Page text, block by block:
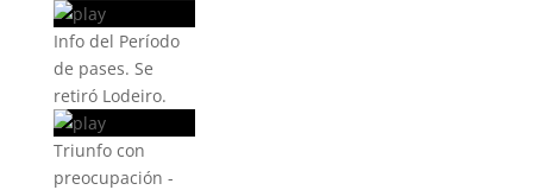
Info del Período
de pases. Se
retiró Lodeiro.
Triunfo con
preocupación -